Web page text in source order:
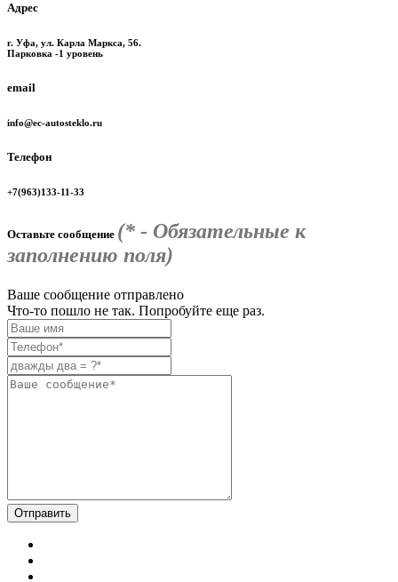
Адрес
г. Уфа, ул. Карла Маркса, 56.
Парковка -1 уровень
email
info@ec-autosteklo.ru
Телефон
+7(963)133-11-33
Оставьте сообщение (* - Обязательные к
заполнению поля)
Ваше сообщение отправлено
Что-то пошло не так. Попробуйте еще раз.